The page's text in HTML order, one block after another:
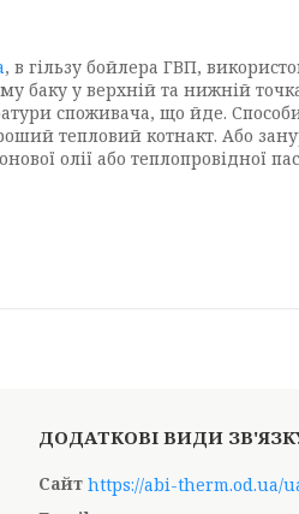
, в гільзу бойлера ГВП,
баку у верхній та нижній
споживача, що йде.
тепловий котнакт. Або
олії або теплопровідної
https://abi-therm.od.ua/